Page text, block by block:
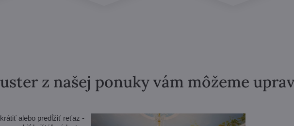
z našej ponuky vám môžeme
alebo predĺžiť reťaz -